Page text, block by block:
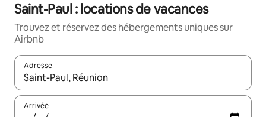
Saint-Paul : locations de vacances
Trouvez et réservez des hébergements uniques sur
Airbnb
Adresse
Lorsque les résultats s'affichent, utilisez les flèches vers le
Arrivée